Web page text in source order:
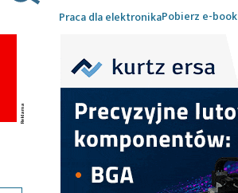
Praca dla elektronikaPobierz e-book